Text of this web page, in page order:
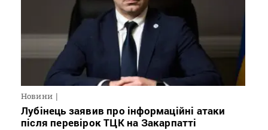
Новини
Лубінець заявив про інформаційні атаки
після перевірок ТЦК на Закарпатті